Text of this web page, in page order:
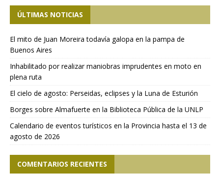
ÚLTIMAS NOTICIAS
El mito de Juan Moreira todavía galopa en la pampa de
Buenos Aires
Inhabilitado por realizar maniobras imprudentes en moto en
plena ruta
El cielo de agosto: Perseidas, eclipses y la Luna de Esturión
Borges sobre Almafuerte en la Biblioteca Pública de la UNLP
Calendario de eventos turísticos en la Provincia hasta el 13 de
agosto de 2026
COMENTARIOS RECIENTES